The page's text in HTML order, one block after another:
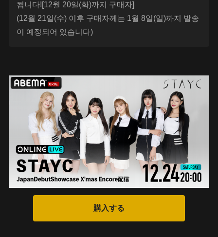
됩니다![12월 20일(화)까지 구매자]
(12월 21일(수) 이후 구매자께는 1월 8일(일)까지 발송
이 예정되어 있습니다)